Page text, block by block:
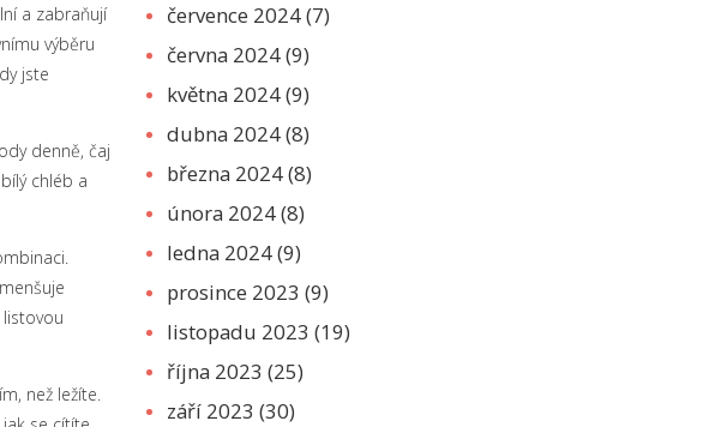
a zabraňují
výběru
jste
denně, čaj
chléb a
než ležíte.
července 2024(7)
června 2024(9)
května 2024(9)
dubna 2024(8)
března 2024(8)
února 2024(8)
ledna 2024(9)
prosince 2023 (9)
listopadu 2023 (19)
října 2023 (25)
září 2023 (30)